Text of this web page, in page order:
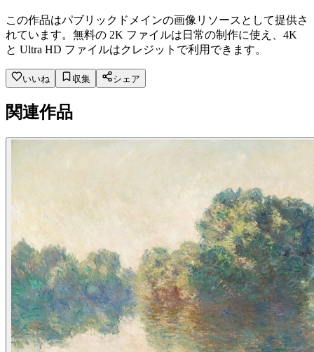
この作品はパブリックドメインの画像リソースとして提供さ
れています。無料の 2K ファイルは日常の制作に使え、4K
と Ultra HD ファイルはクレジットで利用できます。
いいね 収集 シェア
関連作品